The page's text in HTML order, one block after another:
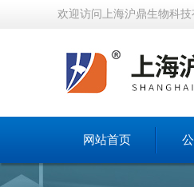
欢迎访问上海沪鼎生物科
网站首页